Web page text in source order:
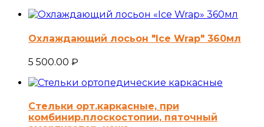
Охлаждающий лосьон "Ice Wrap" 360мл
5 500.00 ₽
Стельки орт.каркасные, при
комбинир.плоскостопии, пяточный